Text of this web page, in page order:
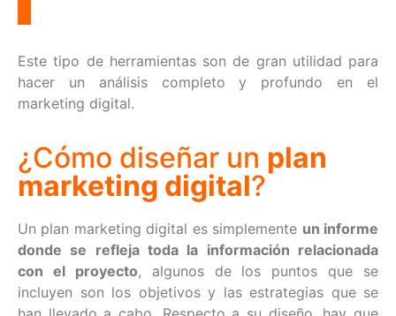
Este tipo de herramientas son de gran utilidad para
hacer un análisis completo y profundo en el
marketing digital.
¿Cómo diseñar un plan
marketing digital?
Un plan marketing digital es simplemente un informe
donde se refleja toda la información relacionada
con el proyecto, algunos de los puntos que se
incluyen son los objetivos y las estrategias que se